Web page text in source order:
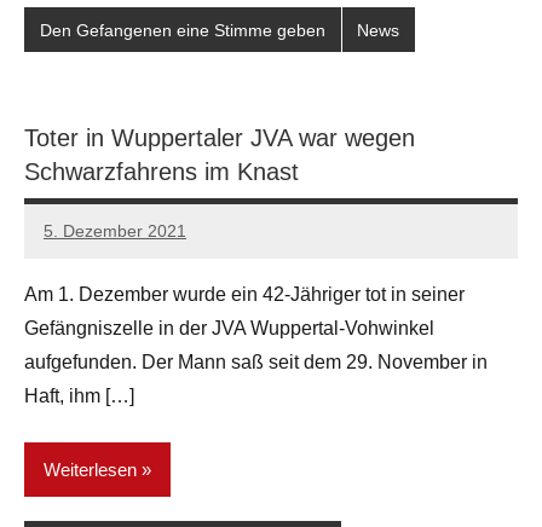
Den Gefangenen eine Stimme geben News
Toter in Wuppertaler JVA war wegen
Schwarzfahrens im Knast
5. Dezember 2021
network
Am 1. Dezember wurde ein 42-Jähriger tot in seiner
Gefängniszelle in der JVA Wuppertal-Vohwinkel
aufgefunden. Der Mann saß seit dem 29. November in
Haft, ihm […]
Weiterlesen